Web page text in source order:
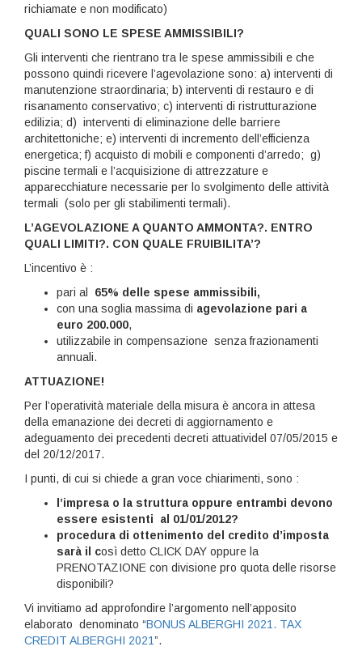
richiamate e non modificato)
QUALI SONO LE SPESE AMMISSIBILI?
Gli interventi che rientrano tra le spese ammissibili e che
possono quindi ricevere l’agevolazione sono: a) interventi di
manutenzione straordinaria; b) interventi di restauro e di
risanamento conservativo; c) interventi di ristrutturazione
edilizia; d) interventi di eliminazione delle barriere
architettoniche; e) interventi di incremento dell’efficienza
energetica; f) acquisto di mobili e componenti d’arredo; g)
piscine termali e l’acquisizione di attrezzature e
apparecchiature necessarie per lo svolgimento delle attività
termali (solo per gli stabilimenti termali).
L’AGEVOLAZIONE A QUANTO AMMONTA?. ENTRO
QUALI LIMITI?. CON QUALE FRUIBILITA’?
L’incentivo è :
pari al 65% delle spese ammissibili,
con una soglia massima di agevolazione pari a
euro 200.000,
utilizzabile in compensazione senza frazionamenti
annuali.
ATTUAZIONE!
Per l’operatività materiale della misura è ancora in attesa
della emanazione dei decreti di aggiornamento e
adeguamento dei precedenti decreti attuatividel 07/05/2015 e
del 20/12/2017.
I punti, di cui si chiede a gran voce chiarimenti, sono :
l’impresa o la struttura oppure entrambi devono
essere esistenti al 01/01/2012?
procedura di ottenimento del credito d’imposta
sarà il così detto CLICK DAY oppure la
PRENOTAZIONE con divisione pro quota delle risorse
disponibili?
Vi invitiamo ad approfondire l’argomento nell’apposito
elaborato denominato “BONUS ALBERGHI 2021. TAX
CREDIT ALBERGHI 2021”.